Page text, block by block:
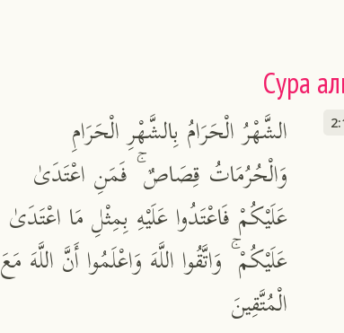
Сура
الشَّهْرُ الْحَرَامُ بِالشَّهْرِ الْحَرَامِ
وَالْحُرُمَاتُ قِصَاصٌ ۚ فَمَنِ اعْتَدَىٰ
عَلَيْكُمْ فَاعْتَدُوا عَلَيْهِ بِمِثْلِ مَا اعْتَدَىٰ
عَلَيْكُمْ ۚ وَاتَّقُوا اللَّهَ وَاعْلَمُوا أَنَّ اللَّهَ مَعَ
الْمُتَّقِينَ